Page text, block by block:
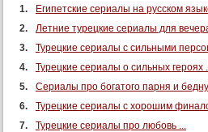
112 серия
113 серия
114 серия
117 серия
Египетские сериалы на русском
Летние турецкие сериалы для
Турецкие сериалы с сильными
Турецкие сериалы о сильных героях
Сериалы про богатого парня и
Турецкие сериалы с хорошим
Турецкие сериалы про любовь ...